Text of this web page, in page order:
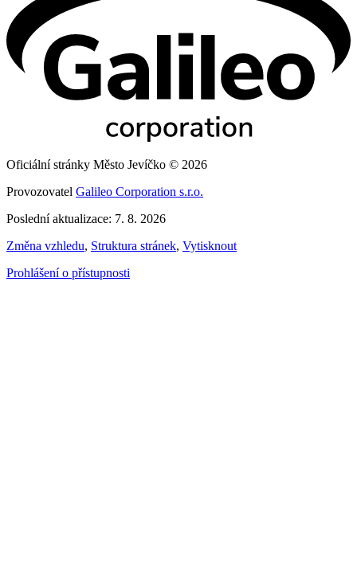
Oficiální stránky Město Jevíčko © 2026
Provozovatel Galileo Corporation s.r.o.
Poslední aktualizace: 7. 8. 2026
Změna vzhledu, Struktura stránek, Vytisknout
Prohlášení o přístupnosti